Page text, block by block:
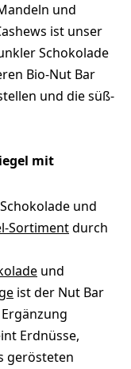
und
ist unser
Schokolade
Bio-Nut Bar
und die süß-
mit
und
Sortimentdurch
und
ist der Nut Bar
Erdnüsse,
gerösteten